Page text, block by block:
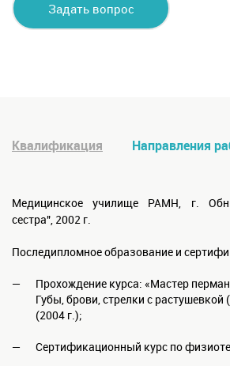
Задать вопрос
Квалификация Направления
Медицинское училище РАМН, г.
сестра", 2002 г.
Последипломное образование и
Прохождение курса: «Мастер
Губы, брови, стрелки с
(2004 г.);
Сертификационный курс по